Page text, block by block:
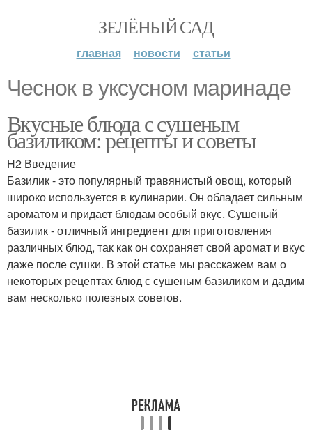
ЗЕЛЁНЫЙ САД
главная новости статьи
Чеснок в уксусном маринаде
Вкусные блюда с сушеным
базиликом: рецепты и советы
H2 Введение
Базилик - это популярный травянистый овощ, который
широко используется в кулинарии. Он обладает сильным
ароматом и придает блюдам особый вкус. Сушеный
базилик - отличный ингредиент для приготовления
различных блюд, так как он сохраняет свой аромат и вкус
даже после сушки. В этой статье мы расскажем вам о
некоторых рецептах блюд с сушеным базиликом и дадим
вам несколько полезных советов.